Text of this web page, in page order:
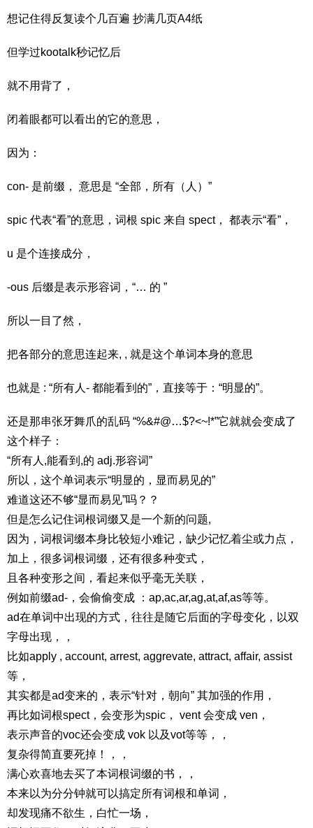
想记住得反复读个几百遍 抄满几页A4纸
但学过kootalk秒记忆后
就不用背了，
闭着眼都可以看出的它的意思，
因为：
con- 是前缀， 意思是 “全部，所有（人）”
spic 代表“看”的意思，词根 spic 来自 spect， 都表示“看”，
u 是个连接成分，
-ous 后缀是表示形容词，“… 的 ”
所以一目了然，
把各部分的意思连起来, , 就是这个单词本身的意思
也就是 : “所有人- 都能看到的”，直接等于：“明显的”。
还是那串张牙舞爪的乱码 “%&#@…$?<~!*”它就就会变成了
这个样子：
“所有人,能看到,的 adj.形容词”
所以，这个单词表示“明显的，显而易见的”
难道这还不够“显而易见”吗？？
但是怎么记住词根词缀又是一个新的问题,
因为，词根词缀本身比较短小难记，缺少记忆着尘或力点，
加上，很多词根词缀，还有很多种变式，
且各种变形之间，看起来似乎毫无关联，
例如前缀ad-，会偷偷变成 ：ap,ac,ar,ag,at,af,as等等。
ad在单词中出现的方式，往往是随它后面的字母变化，以双
字母出现，，
比如apply , account, arrest, aggrevate, attract, affair, assist
等，
其实都是ad变来的，表示“针对，朝向” 其加强的作用，
再比如词根spect，会变形为spic， vent 会变成 ven，
表示声音的voc还会变成 vok 以及vot等等，，
复杂得简直要死掉！，，
满心欢喜地去买了本词根词缀的书，，
本来以为分分钟就可以搞定所有词根和单词，
却发现痛不欲生，白忙一场，